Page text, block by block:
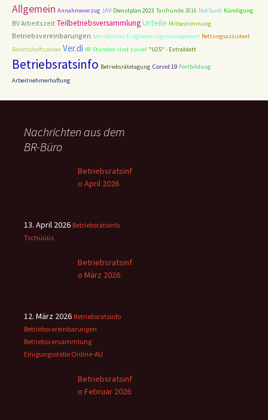
Allgemein Annahmeverzug JAV Dienstplan 2023 Tarifrunde 2016 NotSanG Kündigung
BV Arbeitszeit TeilbetriebsversammlungUrteile Mitbestimmung
Betriebsvereinbarungen betriebliches Eingliederungsmanagement Rettungsassistent
Bereitschaftszeiten Ver.di 48 Stunden sind zuviel "U25" - Extrablatt
Betriebsratsinfo Betriebsrätetagung Corvid 19 Fortbildung
Arbeitnehmerhaftung
Nachrichten aus dem
BR-Büro
Betriebsratsinf
o April 2026
13. April 2026 Betriebsratsinfo
Tschüüüs
Betriebsratsinf
o März 2026
12. März 2026 Betriebsratsinfo
Betriebsvereinbarungen
Betriebsversammlung
Einigungsstelle Online-AU
Betriebsratsinf
o Februar 2026